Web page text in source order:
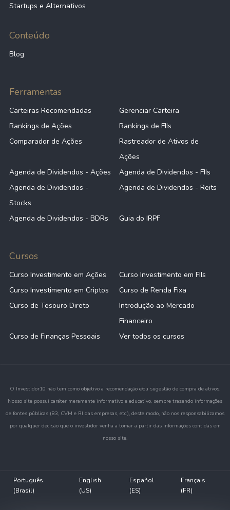
Startups e Alternativos
Conteúdo
Blog
Ferramentas
Carteiras Recomendadas
Gerenciar Carteira
Rankings de Ações
Rankings de FIIs
Comparador de Ações
Rastreador de Ativos de
Ações
Agenda de Dividendos - Ações
Agenda de Dividendos - FIIs
Agenda de Dividendos -
Stocks
Agenda de Dividendos - Reits
Agenda de Dividendos - BDRs Guia do IRPF
Cursos
Curso Investimento em Ações
Curso Investimento em FIIs
Curso Investimento em Criptos
Curso de Renda Fixa
Curso de Tesouro Direto
Introdução ao Mercado
Financeiro
Curso de Finanças Pessoais
Ver todos os cursos
O Investidor10 não tem como objetivo a recomendação e/ou sugestão de compra de ativos.
Nosso site possui caráter meramente informativo e educativo, sempre trazendo informações
de fontes públicas (B3, CVM e RI das empresas, etc.), deste modo, não nos responsabilizamos
por qualquer decisão que o investidor venha a tomar a partir das informações contidas em
nosso site.
Português
(Brasil)
English
(US)
Español
(ES)
Français
(FR)